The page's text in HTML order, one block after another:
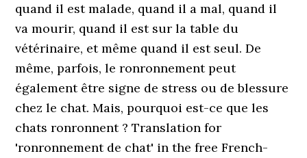
quand il est malade, quand il a mal, quand il
va mourir, quand il est sur la table du
vétérinaire, et même quand il est seul. De
même, parfois, le ronronnement peut
également être signe de stress ou de blessure
chez le chat. Mais, pourquoi est-ce que les
chats ronronnent ? Translation for
'ronronnement de chat' in the free French-